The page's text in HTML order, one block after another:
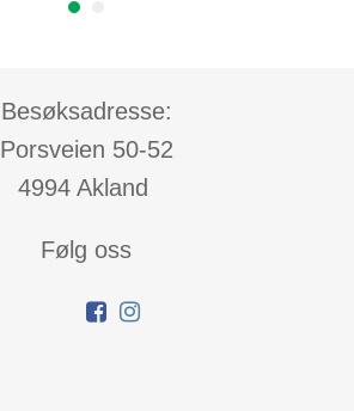
Besøksadresse:
Porsveien 50-52
4994 Akland
Følg oss